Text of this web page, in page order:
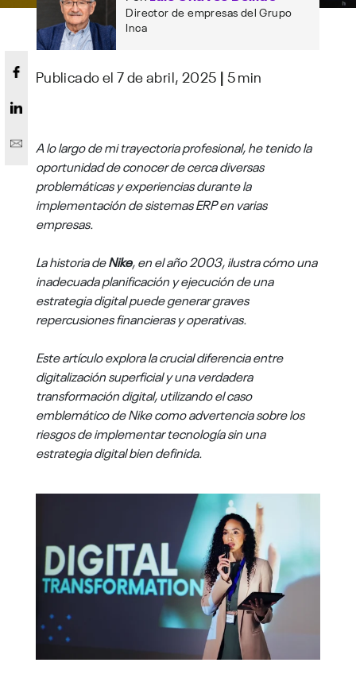
Director de empresas del Grupo
Inca
Publicado el 7 de abril, 2025 | 5 min
A lo largo de mi trayectoria profesional, he tenido la
oportunidad de conocer de cerca diversas
problemáticas y experiencias durante la
implementación de sistemas ERP en varias
empresas.
La historia deNike, en el año 2003, ilustra cómo una
inadecuada planificación y ejecución de una
estrategia digital puede generar graves
repercusiones financieras y operativas.
Este artículo explora la crucial diferencia entre
digitalización superficial y una verdadera
transformación digital, utilizando el caso
emblemático de Nike como advertencia sobre los
riesgos de implementar tecnología sin una
estrategia digital bien definida.